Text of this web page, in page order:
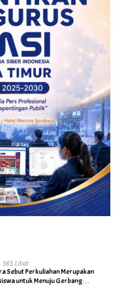
565 Lihat
Sebut Perkuliahan Merupakan
untuk Menuju Gerbang